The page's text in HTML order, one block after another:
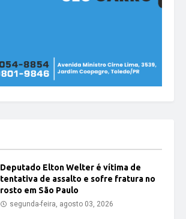
Deputado Elton Welter é vítima de
tentativa de assalto e sofre fratura no
rosto em São Paulo
segunda-feira, agosto 03, 2026